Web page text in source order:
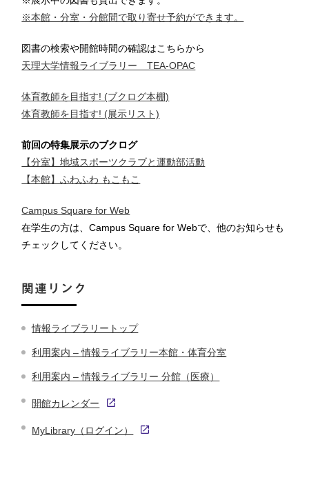
※本館・分室・分館間で取り寄せ予約ができます。
図書の検索や開館時間の確認はこちらから
天理大学情報ライブラリー TEA-OPAC
体育教師を目指す! (ブクログ本棚)
体育教師を目指す! (展示リスト)
前回の特集展示のブクログ
【分室】地域スポーツクラブと運動部活動
【本館】ふわふわ もこもこ
Campus Square for Web
在学生の方は、Campus Square for Webで、他のお知らせも
チェックしてください。
関連リンク
情報ライブラリートップ
利用案内 – 情報ライブラリー本館・体育分室
利用案内 – 情報ライブラリー 分館（医療）
開館カレンダー
MyLibrary（ログイン）